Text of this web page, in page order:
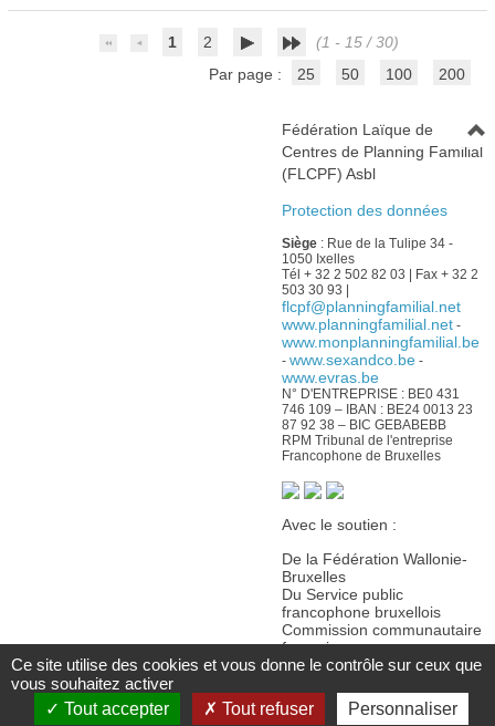
1 2
(1 - 15 / 30)
Par page :
25 50 100 200
Fédération Laïque de
Centres de Planning Familial
(FLCPF) Asbl
Protection des données
Siège: Rue de la Tulipe 34 -
1050 Ixelles
Tél + 32 2 502 82 03 | Fax + 32 2
503 30 93 |
flcpf@planningfamilial.net
www.planningfamilial.net-
www.monplanningfamilial.be
- www.sexandco.be-
www.evras.be
N° D'ENTREPRISE : BE0 431
746 109 – IBAN : BE24 0013 23
87 92 38 – BIC GEBABEBB
RPM Tribunal de l'entreprise
Francophone de Bruxelles
Avec le soutien :
De la Fédération Wallonie-
Bruxelles
Du Service public
francophone bruxellois
Commission communautaire
française
De la Wallonie
Ce site utilise des cookies et vous donne le contrôle sur ceux que
vous souhaitez activer
Tout accepter
Tout refuser Personnaliser